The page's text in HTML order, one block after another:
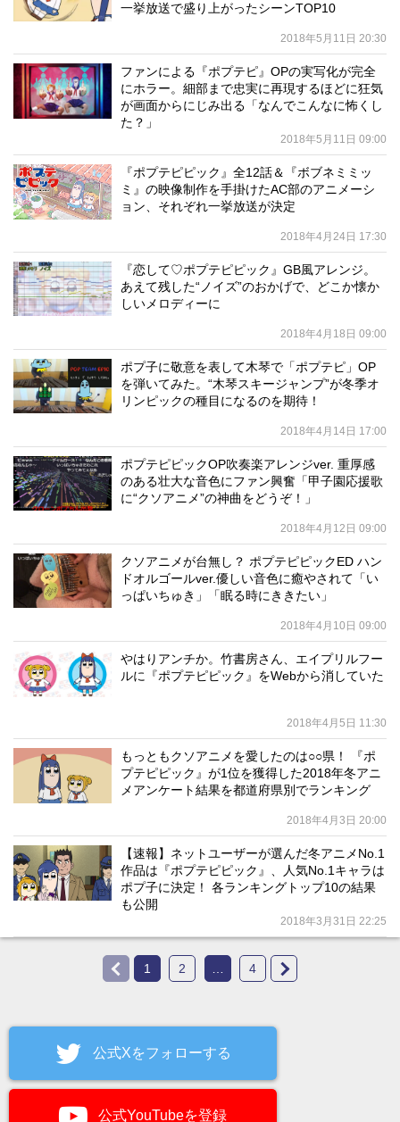
一挙放送で盛り上がったシーンTOP10
2018年5月11日 20:30
ファンによる『ポプテピ』OPの実写化が完全
にホラー。細部まで忠実に再現するほどに狂気
が画面からにじみ出る「なんでこんなに怖くし
た？」
2018年5月11日 09:00
『ポプテピピック』全12話＆『ボブネミミッ
ミ』の映像制作を手掛けたAC部のアニメーシ
ョン、それぞれ一挙放送が決定
2018年4月24日 17:30
『恋して♡ポプテピピック』GB風アレンジ。
あえて残した“ノイズ”のおかげで、どこか懐か
しいメロディーに
2018年4月18日 09:00
ポプ子に敬意を表して木琴で「ポプテピ」OP
を弾いてみた。“木琴スキージャンプ”が冬季オ
リンピックの種目になるのを期待！
2018年4月14日 17:00
ポプテピピックOP吹奏楽アレンジver. 重厚感
のある壮大な音色にファン興奮「甲子園応援歌
に“クソアニメ”の神曲をどうぞ！」
2018年4月12日 09:00
クソアニメが台無し？ ポプテピピックED ハン
ドオルゴールver.優しい音色に癒やされて「い
っぱいちゅき」「眠る時にききたい」
2018年4月10日 09:00
やはりアンチか。竹書房さん、エイプリルフー
ルに『ポプテピピック』をWebから消していた
2018年4月5日 11:30
もっともクソアニメを愛したのは○○県！ 『ポ
プテピピック』が1位を獲得した2018年冬アニ
メアンケート結果を都道府県別でランキング
2018年4月3日 20:00
【速報】ネットユーザーが選んだ冬アニメNo.1
作品は『ポプテピピック』、人気No.1キャラは
ポプ子に決定！ 各ランキングトップ10の結果
も公開
2018年3月31日 22:25
1 2 … 4
公式Xをフォローする
公式YouTubeを登録